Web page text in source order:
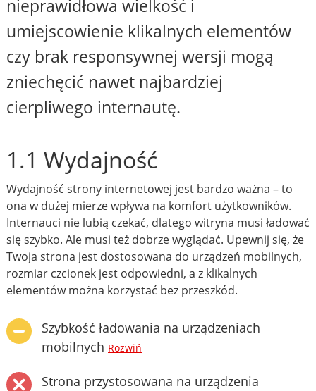
nieprawidłowa wielkość i
umiejscowienie klikalnych elementów
czy brak responsywnej wersji mogą
zniechęcić nawet najbardziej
cierpliwego internautę.
1.1 Wydajność
Wydajność strony internetowej jest bardzo ważna – to
ona w dużej mierze wpływa na komfort użytkowników.
Internauci nie lubią czekać, dlatego witryna musi ładować
się szybko. Ale musi też dobrze wyglądać. Upewnij się, że
Twoja strona jest dostosowana do urządzeń mobilnych,
rozmiar czcionek jest odpowiedni, a z klikalnych
elementów można korzystać bez przeszkód.
Szybkość ładowania na urządzeniach
mobilnych Rozwiń
Strona przystosowana na urządzenia